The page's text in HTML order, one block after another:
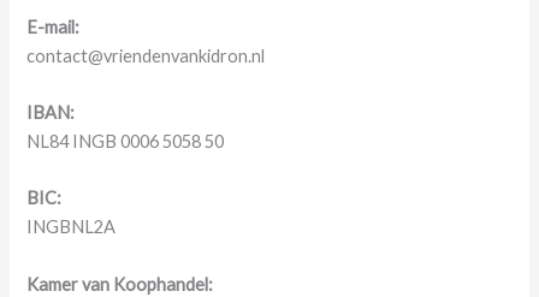
E-mail:
contact@vriendenvankidron.nl
IBAN:
NL84 INGB 0006 5058 50
BIC:
INGBNL2A
Kamer van Koophandel: